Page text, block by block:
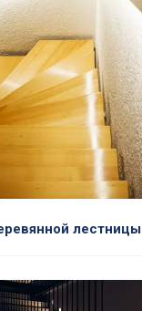
лестницы